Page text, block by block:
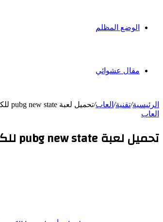
الوضع المظلم
مقال عشوائي
الرئيسية/تقنية/ العاب/تحميل لعبة pubg new state للكمبيوتر والاندرويد والآيفون
العاب
تحميل لعبة pubg new state للكمبيوتر والاندرويد والآيفون